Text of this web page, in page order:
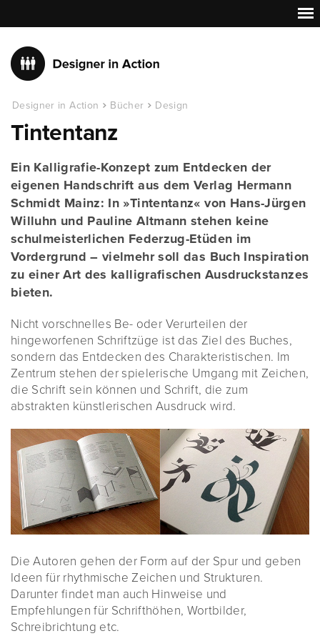
Designer in Action Bücher Design
Tintentanz
Ein Kalligrafie-Konzept zum Entdecken der
eigenen Handschrift aus dem Verlag Hermann
Schmidt Mainz: In »Tintentanz« von Hans-Jürgen
Willuhn und Pauline Altmann stehen keine
schulmeisterlichen Federzug-Etüden im
Vordergrund – vielmehr soll das Buch Inspiration
zu einer Art des kalligrafischen Ausdruckstanzes
bieten.
Nicht vorschnelles Be- oder Verurteilen der
hingeworfenen Schriftzüge ist das Ziel des Buches,
sondern das Entdecken des Charakteristischen. Im
Zentrum stehen der spielerische Umgang mit Zeichen,
die Schrift sein können und Schrift, die zum
abstrakten künstlerischen Ausdruck wird.
Die Autoren gehen der Form auf der Spur und geben
Ideen für rhythmische Zeichen und Strukturen.
Darunter findet man auch Hinweise und
Empfehlungen für Schrifthöhen, Wortbilder,
Schreibrichtung etc.